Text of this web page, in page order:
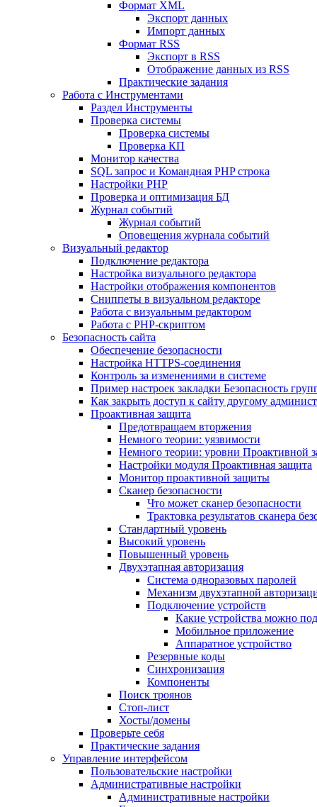
Формат XML
Экспорт данных
Импорт данных
Формат RSS
Экспорт в RSS
Отображение данных из RSS
Практические задания
Работа с Инструментами
Раздел Инструменты
Проверка системы
Проверка системы
Проверка КП
Монитор качества
SQL запрос и Командная PHP строка
Настройки PHP
Проверка и оптимизация БД
Журнал событий
Журнал событий
Оповещения журнала событий
Визуальный редактор
Подключение редактора
Настройка визуального редактора
Настройки отображения компонентов
Сниппеты в визуальном редакторе
Работа с визуальным редактором
Работа с PHP-скриптом
Безопасность сайта
Обеспечение безопасности
Настройка HTTPS-соединения
Контроль за изменениями в системе
Пример настроек закладки Безопасность
Как закрыть доступ к сайту другому
Проактивная защита
Предотвращаем вторжения
Немного теории: уязвимости
Немного теории: уровни Проактивной
Настройки модуля Проактивная защита
Монитор проактивной защиты
Сканер безопасности
Что может сканер безопасности
Трактовка результатов сканера
Стандартный уровень
Высокий уровень
Повышенный уровень
Двухэтапная авторизация
Система одноразовых паролей
Механизм двухэтапной
Подключение устройств
Какие устройства можно
Мобильное приложение
Аппаратное устройство
Резервные коды
Синхронизация
Компоненты
Поиск троянов
Стоп-лист
Хосты/домены
Проверьте себя
Практические задания
Управление интерфейсом
Пользовательские настройки
Административные настройки
Административные настройки